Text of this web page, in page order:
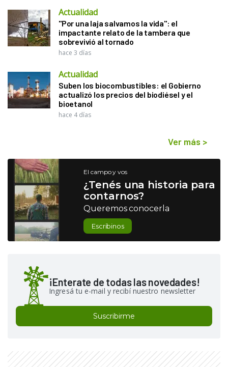
Actualidad
"Por una laja salvamos la vida": el
impactante relato de la tambera que
sobrevivió al tornado
hace 3 días
Actualidad
Suben los biocombustibles: el Gobierno
actualizó los precios del biodiésel y el
bioetanol
hace 4 días
Ver más >
El campo y vos
¿Tenés una historia para
contarnos?
Queremos conocerla
Escribinos
¡Enterate de todas las novedades!
Ingresá tu e-mail y recibí nuestro newsletter
Suscribirme